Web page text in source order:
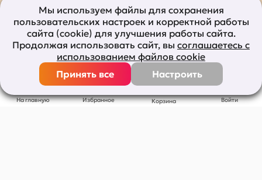
На главную Избранное Корзина Войти
8 800 7009 161 Заказать звонок
Наши социальные
сети
Все права защищены © 2011-2026bolshepodarkov.ru
Мы используем файлы для сохранения
пользовательских настроек и корректной работы
сайта (cookie) для улучшения работы сайта.
Продолжая использовать сайт, вы соглашаетесь с
использованием файлов cookie
Принять все
Настроить